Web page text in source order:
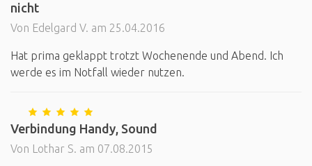
nicht
Von Edelgard V. am 25.04.2016
Hat prima geklappt trotzt Wochenende und Abend. Ich
werde es im Notfall wieder nutzen.
Verbindung Handy, Sound
Von Lothar S. am 07.08.2015